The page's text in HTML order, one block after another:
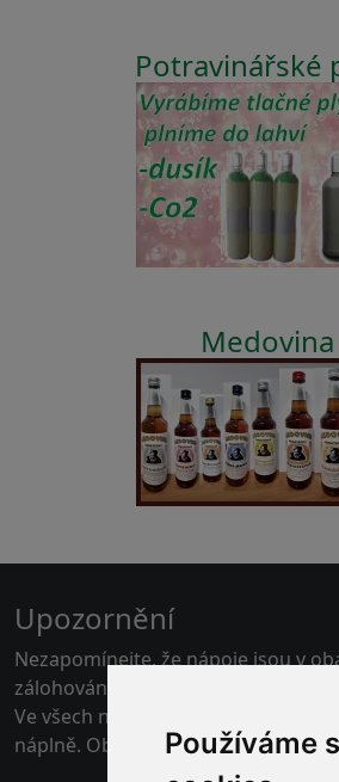
Používáme
Potravinářské
Medovina
Upozornění
Nezapomínejte, že nápoje jsou v
zálohovány.
Ve všech našich skladech je možné
náplně. Obaly jen v hotovosti.